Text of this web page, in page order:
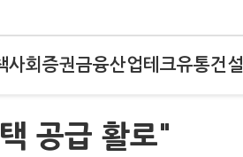
사회 증권금융산업테크유통건설
공급 활로"